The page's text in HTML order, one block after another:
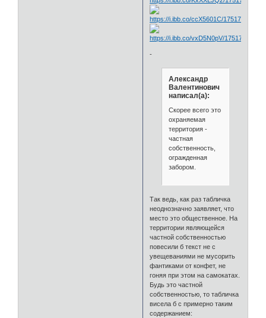
-
Александр
Валентинович
написал(а):
Скорее всего это
охраняемая
территория -
частная
собственность,
огражденная
забором.
Так ведь, как раз табличка
неоднозначно заявляет, что
место это общественное. На
территории являющейся
частной собственностью
повесили б текст не с
увещеваниями не мусорить
фантиками от конфет, не
гоняя при этом на самокатах.
Будь это частной
собственностью, то табличка
висела б с примерно таким
содержанием: